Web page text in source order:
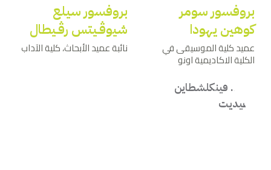
بروفسور سومر
كوهين يهودا
عميد كلية الموسيقى في
الكلية الاكاديمية اونو
بروفسور سيلع
شيوﭬـيتس رﭬـيطال
نائبة عميد الأبحاث، كلية الآداب